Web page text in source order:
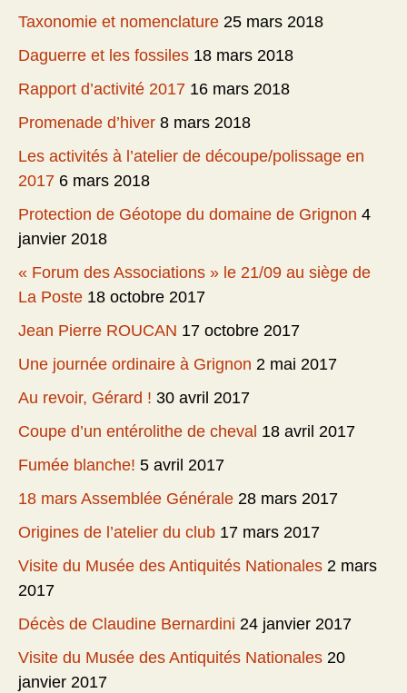
Taxonomie et nomenclature 25 mars 2018
Daguerre et les fossiles 18 mars 2018
Rapport d’activité 2017 16 mars 2018
Promenade d’hiver 8 mars 2018
Les activités à l’atelier de découpe/polissage en
2017 6 mars 2018
Protection de Géotope du domaine de Grignon 4
janvier 2018
« Forum des Associations » le 21/09 au siège de
La Poste 18 octobre 2017
Jean Pierre ROUCAN 17 octobre 2017
Une journée ordinaire à Grignon 2 mai 2017
Au revoir, Gérard ! 30 avril 2017
Coupe d’un entérolithe de cheval 18 avril 2017
Fumée blanche! 5 avril 2017
18 mars Assemblée Générale 28 mars 2017
Origines de l’atelier du club 17 mars 2017
Visite du Musée des Antiquités Nationales 2 mars
2017
Décès de Claudine Bernardini 24 janvier 2017
Visite du Musée des Antiquités Nationales 20
janvier 2017